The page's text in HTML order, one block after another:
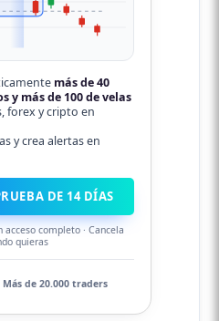
más de 40
y más de 100 de velas
forex y cripto en
y crea alertas en
DE 14 DÍAS
acceso completo · Cancela
quieras
Más de 20.000 traders